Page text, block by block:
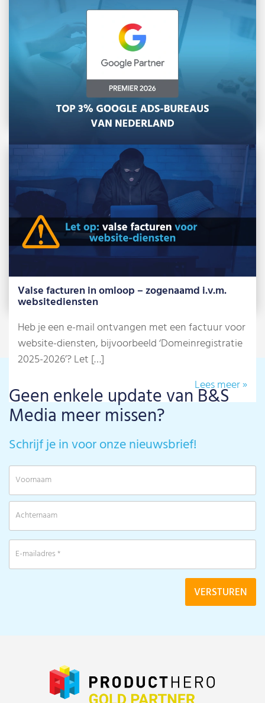
B&S Media is Google Premier Partner 2026
Net als voorgaande jaren behoort ons team in
2026 tot de beste 3% Google […]
Lees meer »
Valse facturen in omloop – zogenaamd i.v.m.
websitediensten
Heb je een e-mail ontvangen met een factuur voor
website-diensten, bijvoorbeeld ‘Domeinregistratie
2025-2026’? Let […]
Lees meer »
Geen enkele update van B&S
Media meer missen?
Schrijf je in voor onze nieuwsbrief!